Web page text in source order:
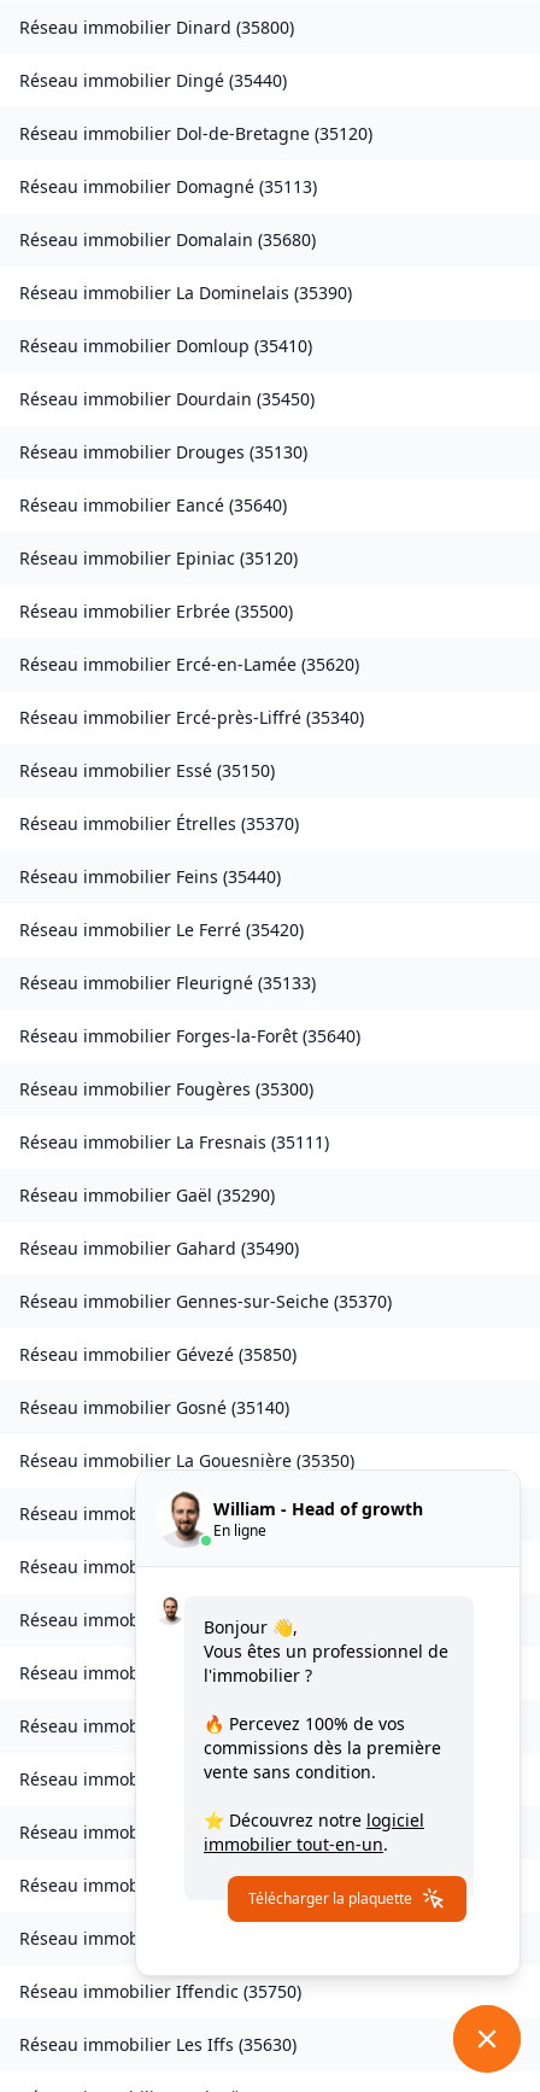
Réseau immobilier Dinard (35800)
Réseau immobilier Dingé (35440)
Réseau immobilier Dol-de-Bretagne (35120)
Réseau immobilier Domagné (35113)
Réseau immobilier Domalain (35680)
Réseau immobilier La Dominelais (35390)
Réseau immobilier Domloup (35410)
Réseau immobilier Dourdain (35450)
Réseau immobilier Drouges (35130)
Réseau immobilier Eancé (35640)
Réseau immobilier Epiniac (35120)
Réseau immobilier Erbrée (35500)
Réseau immobilier Ercé-en-Lamée (35620)
Réseau immobilier Ercé-près-Liffré (35340)
Réseau immobilier Essé (35150)
Réseau immobilier Étrelles (35370)
Réseau immobilier Feins (35440)
Réseau immobilier Le Ferré (35420)
Réseau immobilier Fleurigné (35133)
Réseau immobilier Forges-la-Forêt (35640)
Réseau immobilier Fougères (35300)
Réseau immobilier La Fresnais (35111)
Réseau immobilier Gaël (35290)
Réseau immobilier Gahard (35490)
Réseau immobilier Gennes-sur-Seiche (35370)
Réseau immobilier Gévezé (35850)
Réseau immobilier Gosné (35140)
Réseau immobilier La Gouesnière (35350)
Réseau immobilierGoven(35580)
Réseau immobilierGrand-Fougeray(35390)
Réseau immobilierLa Guerche-de-Bretagne
Réseau immobilier Guichen(35580 )
Réseau immobilier Guignen(35580 )
Réseau immobilier Guipel(35440)
Réseau immobilier Hédé-Bazouges( 35630
Réseau immobilier L'Hermitage
Réseau immobilier
Réseau immobilier Iffendic (35750)
Réseau immobilier Les Iffs (35630)
William - Head of growth
En ligne
Bonjour 👋,
Vous êtes un professionnel de
l'immobilier ?
🔥 Percevez 100% de vos
commissions dès la première
vente sans condition.
⭐ Découvrez notre logiciel
immobilier tout-en-un.
Télécharger la plaquette